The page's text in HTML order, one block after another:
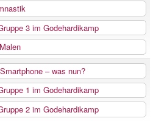
3 im Godehardikamp
– was nun?
1 im Godehardikamp
2 im Godehardikamp